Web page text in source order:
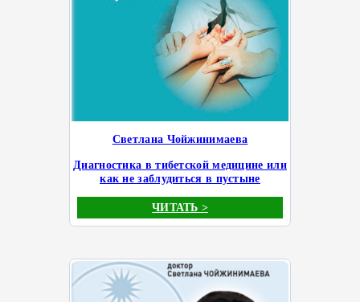
Светлана Чойжинимаева
Диагностика в тибетской медицине или
как не заблудиться в пустыне
ЧИТАТЬ >